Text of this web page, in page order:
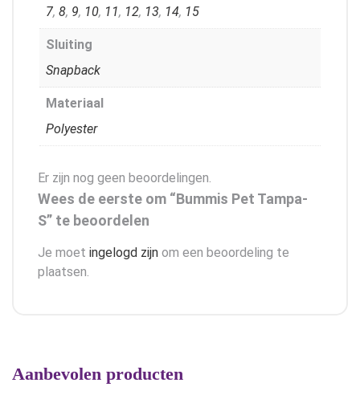
7, 8, 9, 10, 11, 12, 13, 14, 15
Sluiting
Snapback
Materiaal
Polyester
Er zijn nog geen beoordelingen.
Wees de eerste om “Bummis Pet Tampa-
S” te beoordelen
Je moet ingelogd zijn om een beoordeling te
plaatsen.
Aanbevolen producten